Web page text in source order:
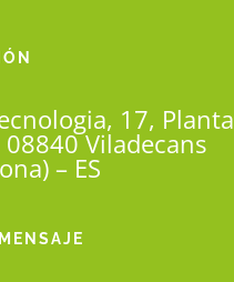
17, Planta
08840 Viladecans
– ES